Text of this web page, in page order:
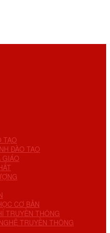
TẠO
ĐÀO TẠO
CƠ BẢN
TRUYỀN THÔNG
TRUYỀN THÔNG